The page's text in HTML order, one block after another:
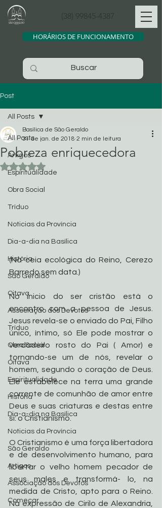
(38) 99845-4387
HORÁRIOS DE FUNCIONAMENTO
Post
All Posts
Artigos
Espiritualidade
Obra Social
Tríduo
Noticias da Província
Dia-a-dia na Basílica
História
São Geraldo
Oitava
Associação dos Devotos
Tríduo
Obra Social
Oitava
Espiritualidade
História
Dia-a-dia na Basílica
Noticias da Província
São Geraldo
Artigos
Associação dos Devotos
Começar
All Posts
Pobreza enriquecedora
Basílica de São Geraldo
31 de jan. de 2018 2 min de leitura
Avaliado com NaN de 5 estrelas.
(Na ceia ecológica do Reino, Cerezo
Barredo sem data.)
No inicio do ser cristão está o
encontro com a pessoa de Jesus.
Jesus revela-se o enviado do Pai, Filho
único, íntimo, só Ele pode mostrar o
verdadeiro rosto do Pai ( Amor) e
tornando-se um de nós, revelar o
homem, segundo o coração de Deus.
Ele estabelece na terra uma grande
corrente de comunhão de amor entre
Deus e suas criaturas e destas entre
si: o Cristianismo.
O Cristianismo é uma força libertadora
e de desenvolvimento humano, para
libertar o velho homem pecador de
seus males e transformá- lo, na
medida de Cristo, apto para o Reino.
Na expressão de Cirilo de Alexandria,